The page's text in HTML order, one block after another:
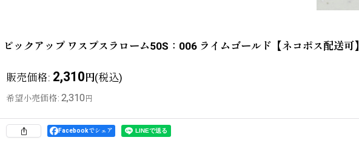
ピックアップ ワスプスラローム50S：006 ライムゴールド【ネコポス配送可】
販売価格: 2,310円(税込)
希望小売価格: 2,310 円
Facebookでシェア